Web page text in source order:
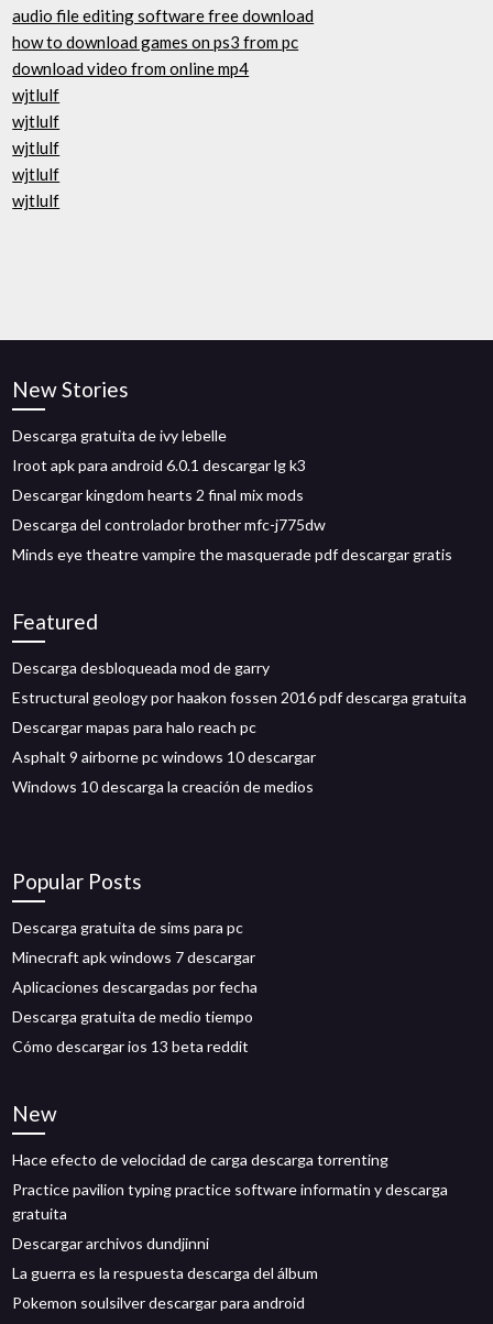
audio file editing software free download
how to download games on ps3 from pc
download video from online mp4
wjtlulf
wjtlulf
wjtlulf
wjtlulf
wjtlulf
New Stories
Descarga gratuita de ivy lebelle
Iroot apk para android 6.0.1 descargar lg k3
Descargar kingdom hearts 2 final mix mods
Descarga del controlador brother mfc-j775dw
Minds eye theatre vampire the masquerade pdf descargar gratis
Featured
Descarga desbloqueada mod de garry
Estructural geology por haakon fossen 2016 pdf descarga gratuita
Descargar mapas para halo reach pc
Asphalt 9 airborne pc windows 10 descargar
Windows 10 descarga la creación de medios
Popular Posts
Descarga gratuita de sims para pc
Minecraft apk windows 7 descargar
Aplicaciones descargadas por fecha
Descarga gratuita de medio tiempo
Cómo descargar ios 13 beta reddit
New
Hace efecto de velocidad de carga descarga torrenting
Practice pavilion typing practice software informatin y descarga
gratuita
Descargar archivos dundjinni
La guerra es la respuesta descarga del álbum
Pokemon soulsilver descargar para android